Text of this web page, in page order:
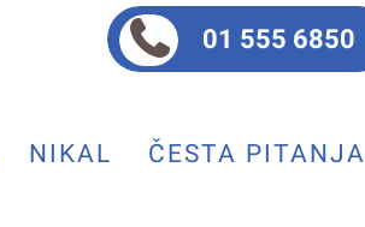
01 555 6850
NIKAL ČESTA PITANJA